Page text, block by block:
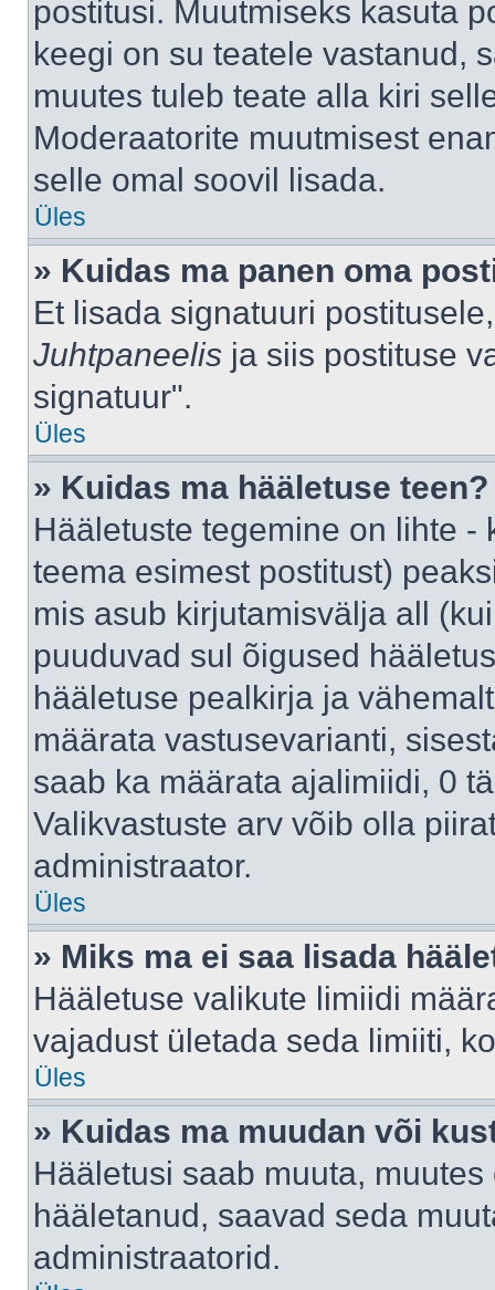
postitusi. Muutmiseks kasuta
keegi on su teatele vastanud,
muutes tuleb teate alla kiri
Moderaatorite muutmisest
selle omal soovil lisada.
Üles
» Kuidas ma panen oma
Et lisada signatuuri
Juhtpaneelis ja siis postituse
signatuur".
Üles
» Kuidas ma hääletuse teen?
Hääletuste tegemine on lihte
teema esimest postitust)
mis asub kirjutamisvälja all
puuduvad sul õigused
hääletuse pealkirja ja
määrata vastusevarianti,
saab ka määrata ajalimiidi, 0
Valikvastuste arv võib olla
administraator.
Üles
» Miks ma ei saa lisada
Hääletuse valikute limiidi
vajadust ületada seda limiiti,
Üles
» Kuidas ma muudan või
Hääletusi saab muuta,
hääletanud, saavad seda
administraatorid.